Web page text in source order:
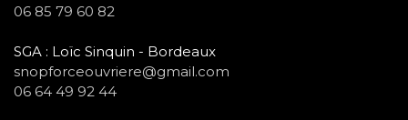
06 85 79 60 82
SGA : Loïc Sinquin - Bordeaux
snopforceouvriere@gmail.com
06 64 49 92 44